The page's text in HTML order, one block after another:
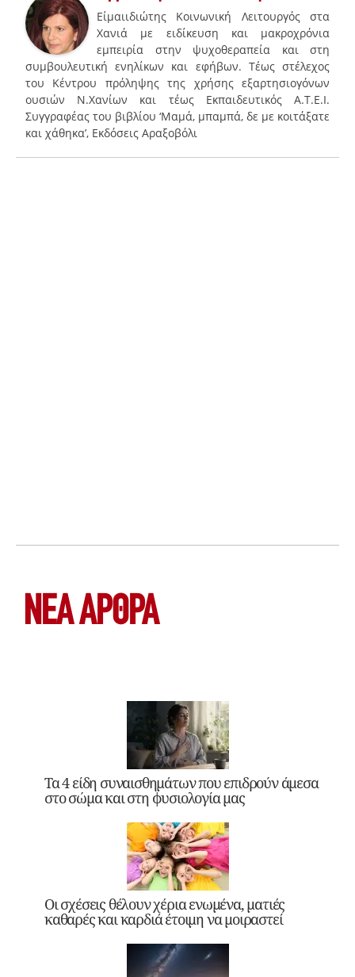
Είμαιιδιώτης Κοινωνική Λειτουργός στα
Χανιά με ειδίκευση και μακροχρόνια
εμπειρία στην ψυχοθεραπεία και στη
συμβουλευτική ενηλίκων και εφήβων. Τέως στέλεχος
του Κέντρου πρόληψης της χρήσης εξαρτησιογόνων
ουσιών Ν.Χανίων και τέως Εκπαιδευτικός Α.Τ.Ε.Ι.
Συγγραφέας του βιβλίου ‘Μαμά, μπαμπά, δε με κοιτάξατε
και χάθηκα’, Εκδόσεις Αραξοβόλι
ΝΕΑ ΆΡΘΡΑ
Τα 4 είδη συναισθημάτων που επιδρούν άμεσα
στο σώμα και στη φυσιολογία μας
Οι σχέσεις θέλουν χέρια ενωμένα, ματιές
καθαρές και καρδιά έτοιμη να μοιραστεί